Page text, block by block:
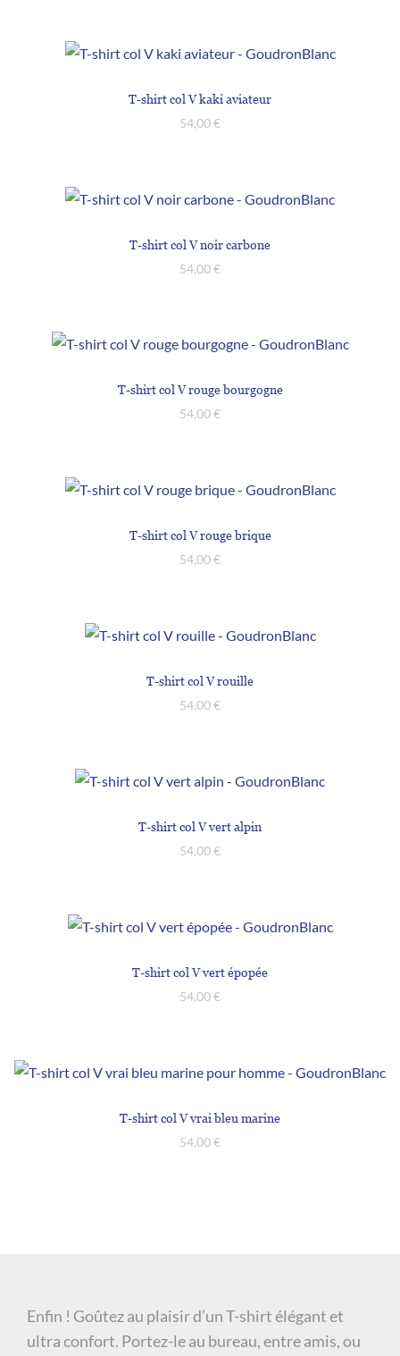
T-shirt col V kaki aviateur
54,00€
T-shirt col V noir carbone
54,00€
T-shirt col V rouge bourgogne
54,00€
T-shirt col V rouge brique
54,00€
T-shirt col V rouille
54,00€
T-shirt col V vert alpin
54,00€
T-shirt col V vert épopée
54,00€
T-shirt col V vrai bleu marine
54,00€
Enfin ! Goûtez au plaisir d’un T-shirt élégant et
ultra confort. Portez-le au bureau, entre amis, ou